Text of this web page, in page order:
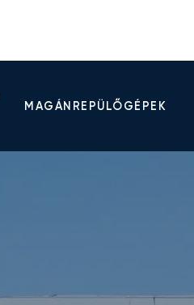
MAGÁNREPÜLŐGÉPEK